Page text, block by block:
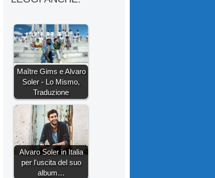
Maître Gims e Alvaro
Soler - Lo Mismo,
Traduzione
Alvaro Soler in Italia
per l'uscita del suo
album…